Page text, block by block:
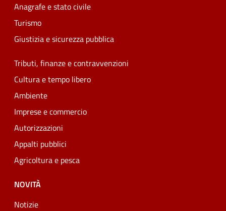
Anagrafe e stato civile
Turismo
Giustizia e sicurezza pubblica
Tributi, finanze e contravvenzioni
Cultura e tempo libero
Ambiente
Imprese e commercio
Autorizzazioni
Appalti pubblici
Agricoltura e pesca
NOVITÀ
Notizie